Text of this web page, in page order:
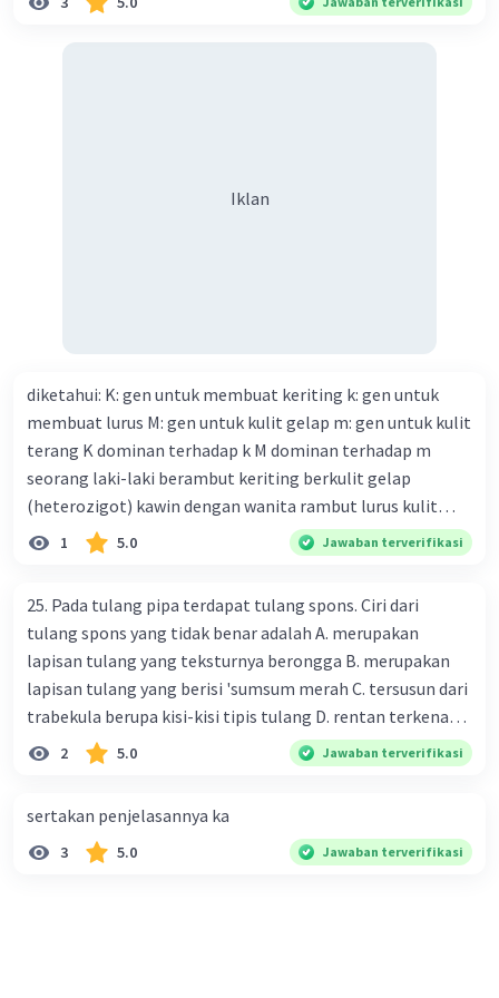
Meminimalkan Kerusakan Jaringan: Kemotaksis
Dengan demikian, gerakan kemotaksis adalah
mekanisme penting yang memungkinkan neutrofil dan
sel-sel kekebalan tubuh lainnya untuk merespons
secara efektif terhadap infeksi atau peradangan dalam
tubuh, dengan bergerak menuju sumber masalah dan
melakukan tugas fagositosis mereka.
Iklan
diketahui: K: gen untuk membuat keriting k: gen untuk
membuat lurus M: gen untuk kulit gelap m: gen untuk kulit
terang K dominan terhadap k M dominan terhadap m
seorang laki-laki berambut keriting berkulit gelap
(heterozigot) kawin dengan wanita rambut lurus kulit
terang tentukan : a. bagan perkawinannya b. rasio
genotipe dan rasio fenotipe nya c. jika perkawinan itu
dengan prosentase
1 5.0 Jawaban terverifikasi
25. Pada tulang pipa terdapat tulang spons. Ciri dari
tulang spons yang tidak benar adalah A. merupakan
lapisan tulang yang teksturnya berongga B. merupakan
lapisan tulang yang berisi 'sumsum merah C. tersusun dari
trabekula berupa kisi-kisi tipis tulang D. rentan terkena
dampak osteoporosis setelah menopause E. mengandung
banyak kalsium fosfat dan kalsium karbonat
2 5.0 Jawaban terverifikasi
sertakan penjelasannya ka
3 5.0 Jawaban terverifikasi